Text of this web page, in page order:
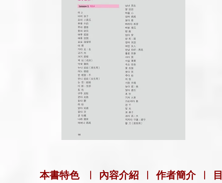
本書特色 | 內容介紹 |作者簡介 |